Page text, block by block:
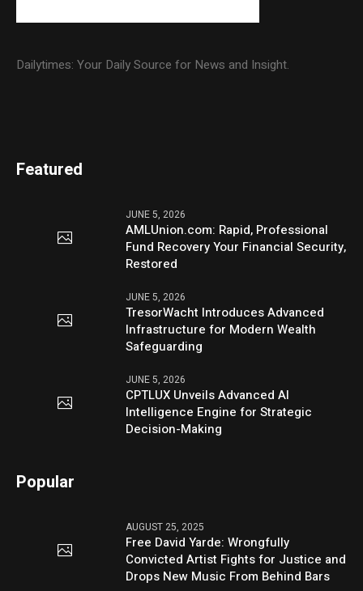
Dailytimes: Your Daily Source for News and Insight.
Featured
JUNE 5, 2026
AMLUnion.com: Rapid, Professional
Fund Recovery Your Financial Security,
Restored
JUNE 5, 2026
TresorWacht Introduces Advanced
Infrastructure for Modern Wealth
Safeguarding
JUNE 5, 2026
CPTLUX Unveils Advanced AI
Intelligence Engine for Strategic
Decision-Making
Popular
AUGUST 25, 2025
Free David Yarde: Wrongfully
Convicted Artist Fights for Justice and
Drops New Music From Behind Bars